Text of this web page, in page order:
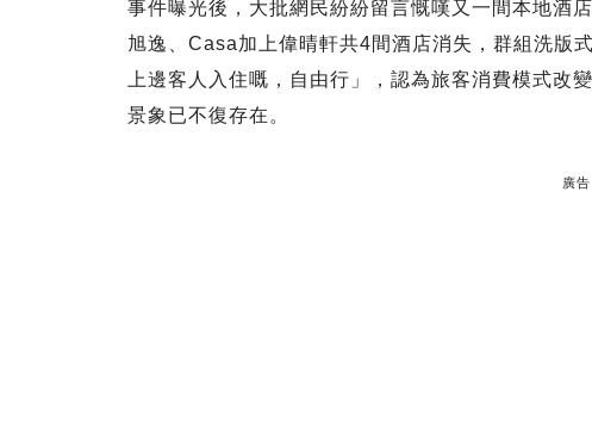
事件曝光後，大批網民紛紛留言慨嘆又一間本地酒
旭逸、Casa加上偉晴軒共4間酒店消失，群組洗版
上邊客人入住嘅，自由行」，認為旅客消費模式改
景象已不復存在。
廣告